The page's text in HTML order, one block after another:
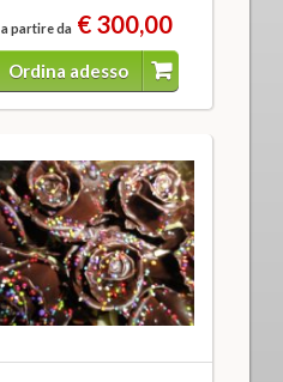
a partire da € 300,00
Ordina adesso